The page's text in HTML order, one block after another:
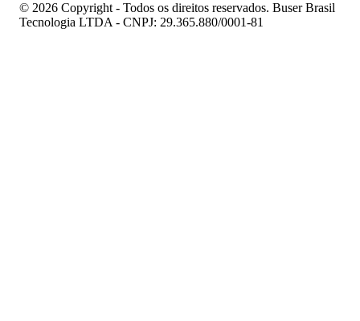
© 2026 Copyright - Todos os direitos reservados. Buser Brasil
Tecnologia LTDA - CNPJ: 29.365.880/0001-81